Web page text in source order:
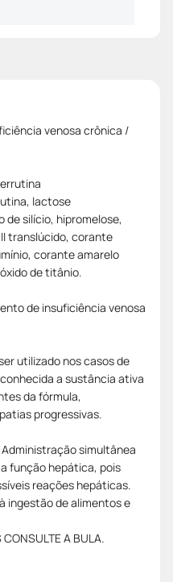
venosa crônica /
lactose
de silício, hipromelose,
translúcido, corante
corante amarelo
de titânio.
de insuficiência venosa
utilizado nos casos de
a sustância ativa
da fórmula,
progressivas.
Administração simultânea
função hepática, pois
reações hepáticas.
ingestão de alimentos e
A BULA.